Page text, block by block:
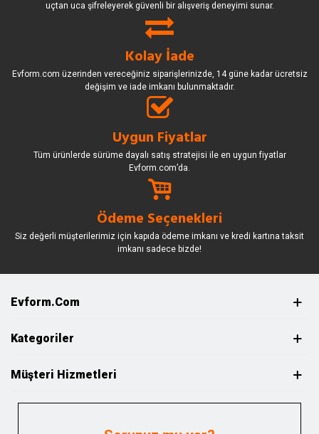
uçtan uca şifreleyerek güvenli bir alışveriş deneyimi sunar.
Kolay İade
Evform.com üzerinden vereceğiniz siparişlerinizde, 14 güne kadar ücretsiz
değişim ve iade imkanı bulunmaktadır.
Uygun Fiyatlar
Tüm ürünlerde sürüme dayalı satış stratejisi ile en uygun fiyatlar
Evform.com’da.
Ödeme Seçenekleri
Siz değerli müşterilerimiz için kapıda ödeme imkanı ve kredi kartına taksit
imkanı sadece bizde!
Evform.com
Kategoriler
Müşteri Hizmetleri